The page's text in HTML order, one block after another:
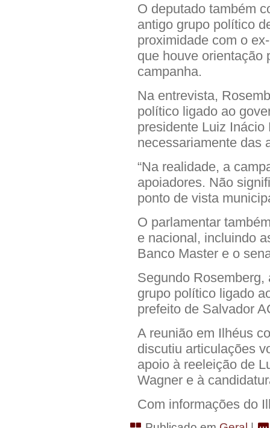
O deputado também
antigo grupo político
proximidade com o
que houve orientação
campanha.
Na entrevista,
político ligado ao
presidente Luiz
necessariamente das
“Na realidade, a
apoiadores. Não
ponto de vista
O parlamentar
e nacional, incluindo
Banco Master e o
Segundo
grupo político ligado
prefeito de Salvador
A reunião em Ilhéus
discutiu articulações
apoio à reeleição de
Wagner e à
Com informações do